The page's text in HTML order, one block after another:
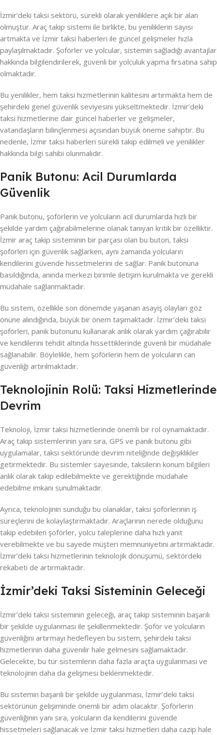
İzmir’deki taksi sektörü, sürekli olarak yeniliklere açık bir alan
olmuştur. Araç takip sistemi ile birlikte, bu yeniliklerin sayısı
artmakta ve İzmir taksi haberleri ile güncel gelişmeler hızla
paylaşılmaktadır. Şoförler ve yolcular, sistemin sağladığı avantajlar
hakkında bilgilendirilerek, güvenli bir yolculuk yapma fırsatına sahip
olmaktadır.
Bu yenilikler, hem taksi hizmetlerinin kalitesini artırmakta hem de
şehirdeki genel güvenlik seviyesini yükseltmektedir. İzmir’deki
taksi hizmetlerine dair güncel haberler ve gelişmeler,
vatandaşların bilinçlenmesi açısından büyük öneme sahiptir. Bu
nedenle, İzmir taksi haberleri sürekli takip edilmeli ve yenilikler
hakkında bilgi sahibi olunmalıdır.
Panik Butonu: Acil Durumlarda
Güvenlik
Panik butonu, şoförlerin ve yolcuların acil durumlarda hızlı bir
şekilde yardım çağırabilmelerine olanak tanıyan kritik bir özelliktir.
İzmir araç takip sisteminin bir parçası olan bu buton, taksi
şoförleri için güvenlik sağlarken, aynı zamanda yolcuların
kendilerini güvende hissetmelerini de sağlar. Panik butonuna
basıldığında, anında merkezi birimle iletişim kurulmakta ve gerekli
müdahale sağlanmaktadır.
Bu sistem, özellikle son dönemde yaşanan asayiş olayları göz
önüne alındığında, büyük bir önem taşımaktadır. İzmir’deki taksi
şoförleri, panik butonunu kullanarak anlık olarak yardım çağırabilir
ve kendilerini tehdit altında hissettiklerinde güvenli bir müdahale
sağlanabilir. Böylelikle, hem şoförlerin hem de yolcuların can
güvenliği artırılmaktadır.
Teknolojinin Rolü: Taksi Hizmetlerinde
Devrim
Teknoloji, İzmir taksi hizmetlerinde önemli bir rol oynamaktadır.
Araç takip sistemlerinin yanı sıra, GPS ve panik butonu gibi
uygulamalar, taksi sektöründe devrim niteliğinde değişiklikler
getirmektedir. Bu sistemler sayesinde, taksilerin konum bilgileri
anlık olarak takip edilebilmekte ve gerektiğinde müdahale
edebilme imkanı sunulmaktadır.
Ayrıca, teknolojinin sunduğu bu olanaklar, taksi şoförlerinin iş
süreçlerini de kolaylaştırmaktadır. Araçlarının nerede olduğunu
takip edebilen şoförler, yolcu taleplerine daha hızlı yanıt
verebilmekte ve bu sayede müşteri memnuniyetini artırmaktadır.
İzmir’deki taksi hizmetlerinin teknolojik dönüşümü, sektördeki
rekabeti de artırmaktadır.
İzmir’deki Taksi Sisteminin Geleceği
İzmir’deki taksi sisteminin geleceği, araç takip sisteminin başarılı
bir şekilde uygulanması ile şekillenmektedir. Şoför ve yolcuların
güvenliğini artırmayı hedefleyen bu sistem, şehirdeki taksi
hizmetlerinin daha güvenilir hale gelmesini sağlamaktadır.
Gelecekte, bu tür sistemlerin daha fazla araçta uygulanması ve
teknolojinin daha da gelişmesi beklenmektedir.
Bu sistemin başarılı bir şekilde uygulanması, İzmir’deki taksi
sektörünün gelişiminde önemli bir adım olacaktır. Şoförlerin
güvenliğinin yanı sıra, yolcuların da kendilerini güvende
hissetmeleri sağlanacak ve İzmir taksi hizmetleri daha cazip hale